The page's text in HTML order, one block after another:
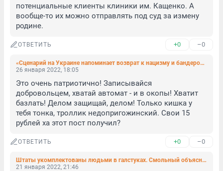
потенциальные клиенты клиники им. Кащенко. А
вообще-то их можно отправлять под суд за измену
родине.
ОТВЕТИТЬ +0 –0
«Сценарий на Украине напоминает возврат к нацизму и бандеровщине». «ЕР» просит руководство России поставить оружие ДНР и ЛНР
26 января 2022, 18:05
Это очень патриотично! Записывайся
добровольцем, хватай автомат - и в окопы! Хватит
базлать! Делом защищай, делом! Только кишка у
тебя тонка, троллик недопригожинский. Свои 15
рублей ха этот пост получил?
ОТВЕТИТЬ +0 –0
Штаты укомплектованы людьми в галстуках. Смольный объяснился за неубранный город
21 января 2022, 21:46